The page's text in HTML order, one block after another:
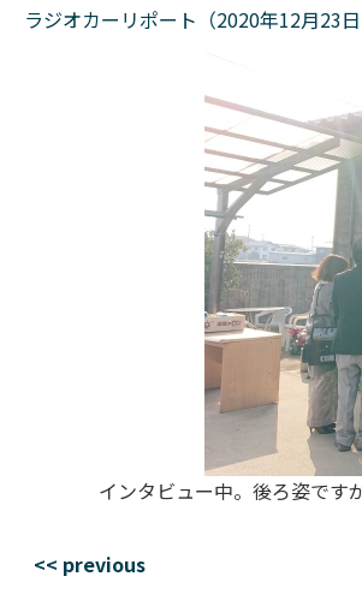
ラジオカーリポート（2020年12月23日
インタビュー中。後ろ姿です
<< previous